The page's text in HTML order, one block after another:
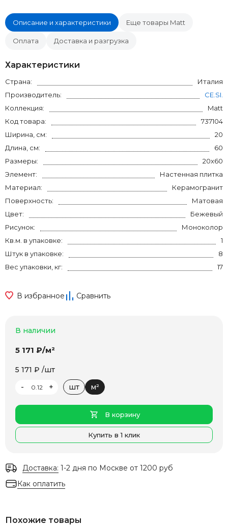
Описание и характеристики Еще товары Matt
Оплата Доставка и разгрузка
Характеристики
Страна:
Италия
Производитель:
CE.SI.
Коллекция:
Matt
Код товара:
737104
Ширина, см:
20
Длина, см:
60
Размеры:
20x60
Элемент:
Настенная плитка
Материал:
Керамогранит
Поверхность:
Матовая
Цвет:
Бежевый
Рисунок:
Моноколор
Кв.м. в упаковке:
1
Штук в упаковке:
8
Вес упаковки, кг:
17
В избранное Сравнить
В наличии
5 171 ₽/м²
5 171 ₽ /шт
-
+ шт м²
В корзину
Купить в 1 клик
Доставка: 1-2 дня по Москве от 1200 руб
Как оплатить
Похожие товары